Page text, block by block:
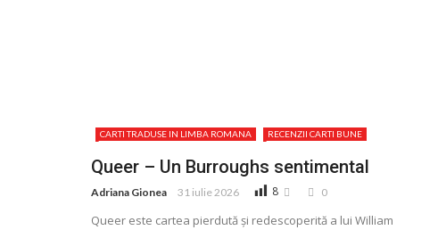
CARTI TRADUSE IN LIMBA ROMANA RECENZII CARTI BUNE
Queer – Un Burroughs sentimental
Adriana Gionea 31 iulie 2026 8 0
Queer este cartea pierdută și redescoperită a lui William